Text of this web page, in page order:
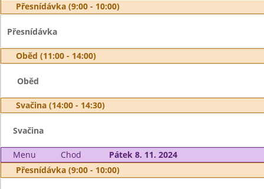
Přesnídávka (9:00 - 10:00)
Přesnídávka
Oběd (11:00 - 14:00)
Oběd
Svačina (14:00 - 14:30)
Svačina
Menu Chod
Pátek 8. 11. 2024
Přesnídávka (9:00 - 10:00)